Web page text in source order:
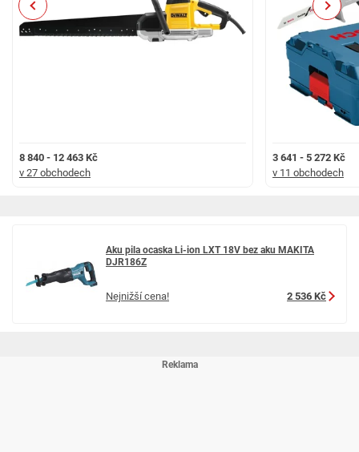
8 840 - 12 463 Kč
v 27 obchodech
3 641 - 5 272 Kč
v 11 obchodech
Previous Next
Aku pila ocaska Li-ion LXT 18V bez aku MAKITA
DJR186Z
Nejnižší cena! 2 536 Kč